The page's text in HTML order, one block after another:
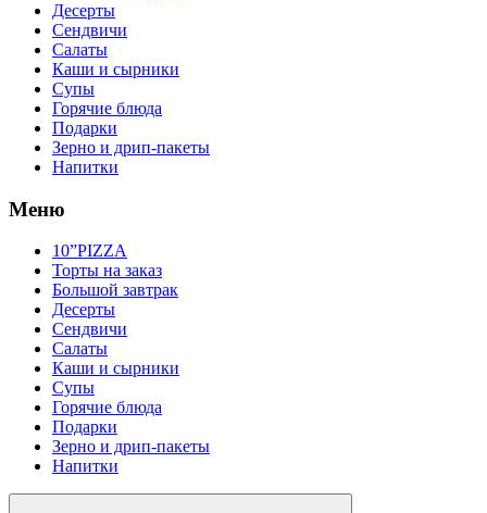
Десерты
Сендвичи
Салаты
Каши и сырники
Супы
Горячие блюда
Подарки
Зерно и дрип-пакеты
Напитки
Меню
10”PIZZA
Торты на заказ
Большой завтрак
Десерты
Сендвичи
Салаты
Каши и сырники
Супы
Горячие блюда
Подарки
Зерно и дрип-пакеты
Напитки